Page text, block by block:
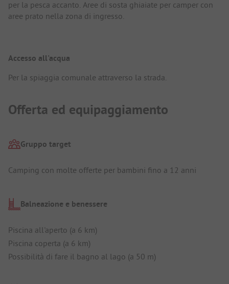
per la pesca accanto. Aree di sosta ghiaiate per camper con
aree prato nella zona di ingresso.
Accesso all'acqua
Per la spiaggia comunale attraverso la strada.
Offerta ed equipaggiamento
Gruppo target
Camping con molte offerte per bambini fino a 12 anni
Balneazione e benessere
Piscina all'aperto (a 6 km)
Piscina coperta (a 6 km)
Possibilità di fare il bagno al lago (a 50 m)